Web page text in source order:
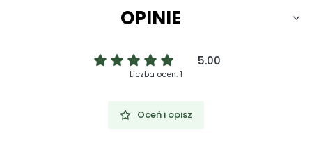
OPINIE
5.00
Liczba ocen: 1
Oceń i opisz